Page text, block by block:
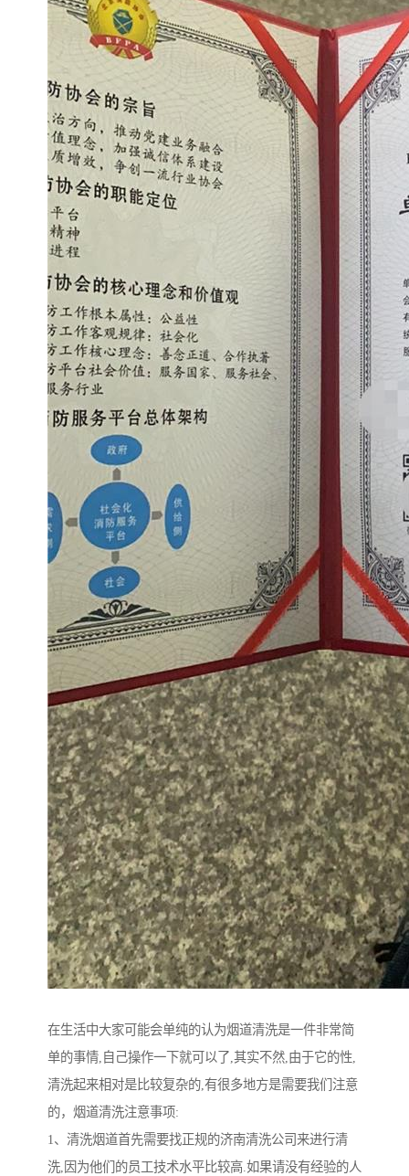
在生活中大家可能会单纯的认为烟道清洗是一件非常简
单的事情,自己操作一下就可以了,其实不然,由于它的性,
清洗起来相对是比较复杂的,有很多地方是需要我们注意
的，烟道清洗注意事项:
1、清洗烟道首先需要找正规的济南清洗公司来进行清
洗,因为他们的员工技术水平比较高.如果请没有经验的人